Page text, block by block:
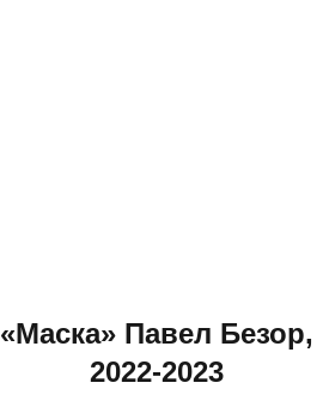
«Маска» Павел Безор,
2022-2023